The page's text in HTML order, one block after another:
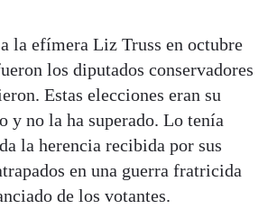
la efímera Liz Truss en octubre
los diputados conservadores
Estas elecciones eran su
y no la ha superado. Lo tenía
la herencia recibida por sus
en una guerra fratricida
de los votantes.